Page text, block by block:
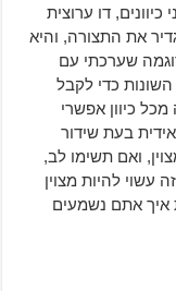
דו ערוצית
את התצורה, והיא
שערכתי עם
כדי לקבל
כיוון אפשרי
בעת שידור
ואם תשימו לב,
להיות מצוין
איך אתם נשמעים